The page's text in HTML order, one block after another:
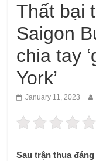
Thất bại
Saigon
chia tay
York’
January 11, 2023
Sau trận thua